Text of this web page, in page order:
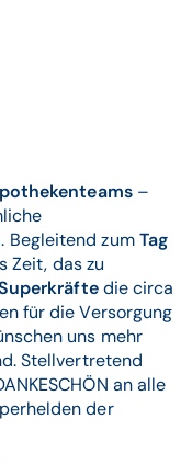
–
. Begleitend zumTag
Zeit, das zu
die circa
für die Versorgung
uns mehr
Stellvertretend
an alle
der